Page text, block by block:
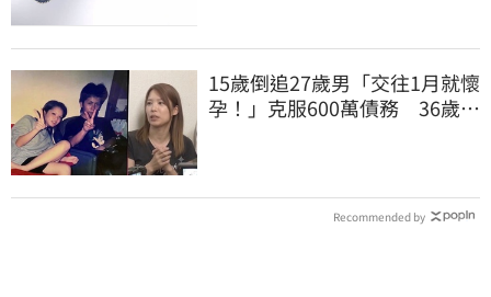
15歲倒追27歲男「交往1月就懷
孕！」克服600萬債務 36歲美
Recommended by